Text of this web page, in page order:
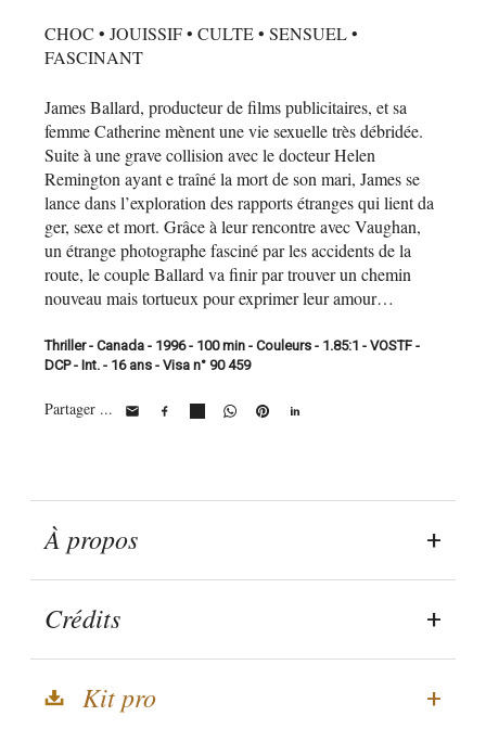
CHOC • JOUISSIF • CULTE • SENSUEL •
FASCINANT
James Ballard, producteur de films publicitaires, et sa
femme Catherine mènent une vie sexuelle très débridée.
Suite à une grave collision avec le docteur Helen
Remington ayant e traîné la mort de son mari, James se
lance dans l’exploration des rapports étranges qui lient da
ger, sexe et mort. Grâce à leur rencontre avec Vaughan,
un étrange photographe fasciné par les accidents de la
route, le couple Ballard va finir par trouver un chemin
nouveau mais tortueux pour exprimer leur amour…
Thriller - Canada - 1996 - 100 min - Couleurs - 1.85:1 - VOSTF -
DCP - Int. - 16 ans - Visa n° 90 459
Partager ...
À propos
Crédits
Kit pro